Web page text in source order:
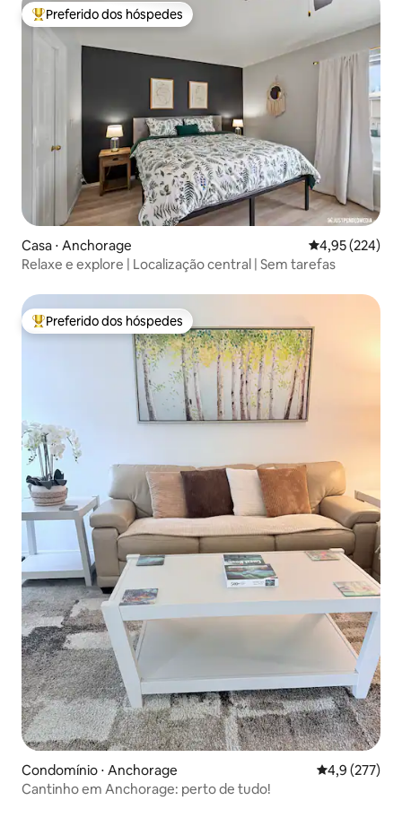
Entre os melhores preferidos dos hóspedes
Preferido dos hóspedes
Casa ⋅ Anchorage 4,95 de uma
4,95 (224)
Relaxe e explore | Localização central | Sem tarefas
Entre os melhores preferidos dos hóspedes
Preferido dos hóspedes
Condomínio ⋅ Anchorage 4,9 de uma
4,9 (277)
Cantinho em Anchorage: perto de tudo!